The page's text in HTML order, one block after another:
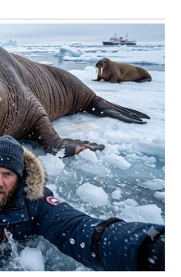
DO MIRA
ljubavi dolazi nežnost.